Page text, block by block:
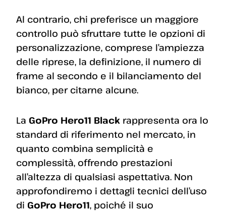
Al contrario, chi preferisce un maggiore
controllo può sfruttare tutte le opzioni di
personalizzazione, comprese l’ampiezza
delle riprese, la definizione, il numero di
frame al secondo e il bilanciamento del
bianco, per citarne alcune.
La GoPro Hero11 Black rappresenta ora lo
standard di riferimento nel mercato, in
quanto combina semplicità e
complessità, offrendo prestazioni
all’altezza di qualsiasi aspettativa. Non
approfondiremo i dettagli tecnici dell’uso
di GoPro Hero11, poiché il suo